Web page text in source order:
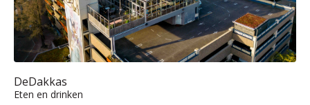
DeDakkas
Eten en drinken